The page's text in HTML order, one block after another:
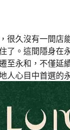
久沒有一間店
了。這間隱身在
至永和，不僅延
人心目中首選的